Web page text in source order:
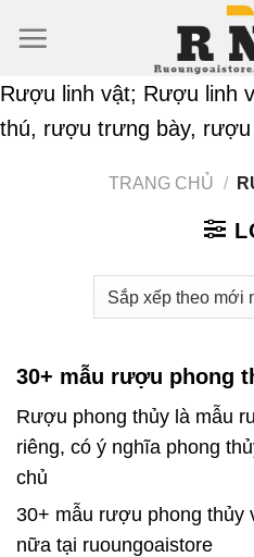
qua
nội
dung
Rượu linh vật; Rượu linh
thú, rượu trưng bày, rượu
TRANG CHỦ /
30+ mẫu rượu phong
Rượu phong thủy là mẫu
riêng, có ý nghĩa phong
chủ
30+ mẫu rượu phong thủy
nữa tại ruoungoaistore